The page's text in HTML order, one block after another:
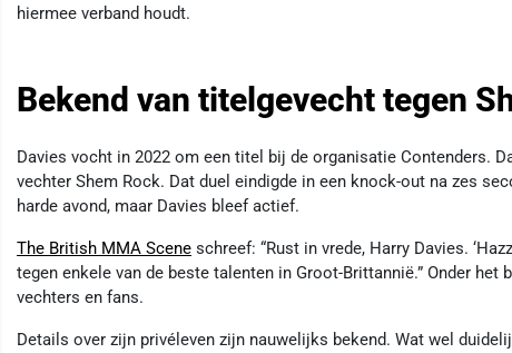
hiermee verband houdt.
Bekend van titelgevecht tegen
Davies vocht in 2022 om een titel bij de organisatie Contenders.
vechter Shem Rock. Dat duel eindigde in een knock-out na zes
harde avond, maar Davies bleef actief.
The British MMA Scene schreef: “Rust in vrede, Harry Davies.
tegen enkele van de beste talenten in Groot-Brittannië.” Onder
vechters en fans.
Details over zijn privéleven zijn nauwelijks bekend. Wat wel